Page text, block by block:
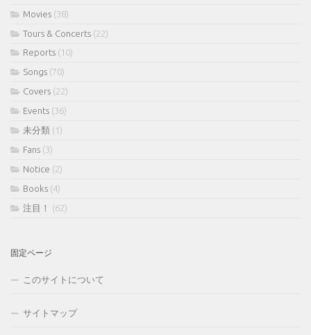
Movies (38)
Tours & Concerts (22)
Reports (10)
Songs (70)
Covers (22)
Events (36)
未分類 (1)
Fans (3)
Notice (2)
Books (4)
注目！
(62)
固定ページ
このサイトについて
サイトマップ